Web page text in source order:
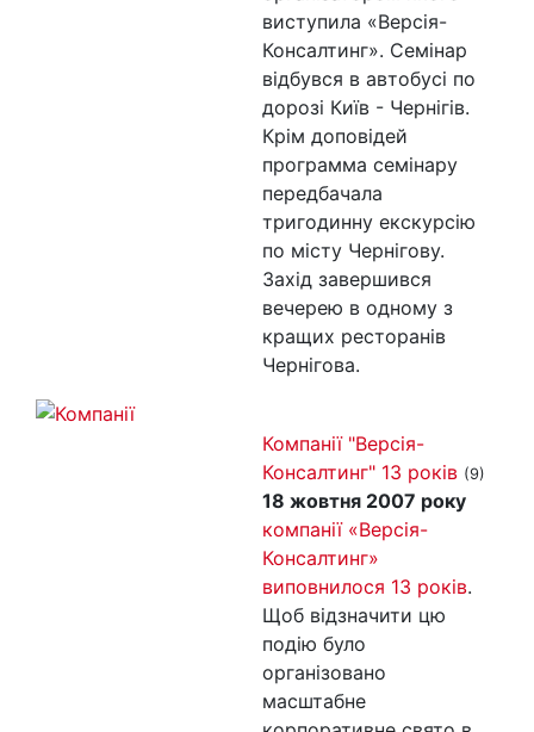
виступила «Версія-
Консалтинг». Семінар
відбувся в автобусі по
дорозі Київ - Чернігів.
Крім доповідей
программа семінару
передбачала
тригодинну екскурсію
по місту Чернігову.
Захід завершився
вечерею в одному з
кращих ресторанів
Чернігова.
Компанії "Версія-
Консалтинг" 13 років (9)
18 жовтня 2007 року
компанії «Версія-
Консалтинг»
виповнилося 13 років.
Щоб відзначити цю
подію було
організовано
масштабне